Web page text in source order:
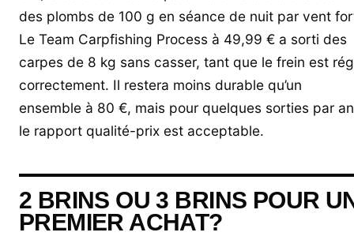
des plombs de 100 g en séance de nuit par vent
Le Team Carpfishing Process à 49,99 € a sorti des
carpes de 8 kg sans casser, tant que le frein est
correctement. Il restera moins durable qu’un
ensemble à 80 €, mais pour quelques sorties par
le rapport qualité-prix est acceptable.
2 BRINS OU 3 BRINS POUR
PREMIER ACHAT?